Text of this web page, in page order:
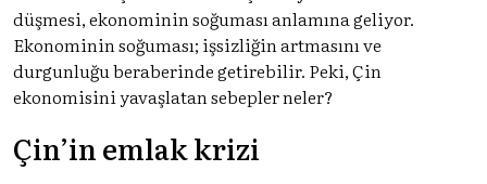
düşmesi, ekonominin soğuması anlamına geliyor.
Ekonominin soğuması; işsizliğin artmasını ve
durgunluğu beraberinde getirebilir. Peki, Çin
ekonomisini yavaşlatan sebepler neler?
Çin’in emlak krizi